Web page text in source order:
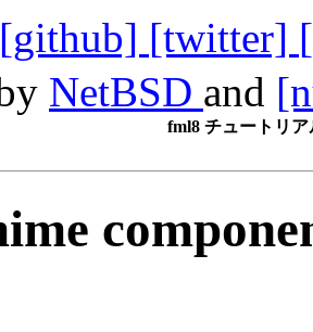
[github] [twitter]
NetBSD and
fml8 チュートリア